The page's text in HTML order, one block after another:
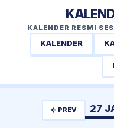
KALENDER RESMI
KALENDER
← PREV 27